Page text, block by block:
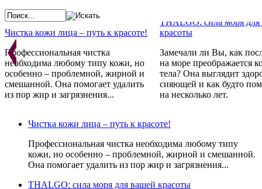
Чистка кожи лица – путь к красоте!
Профессиональная чистка
необходима любому типу кожи, но
особенно – проблемной, жирной и
смешанной. Она помогает удалить
из пор жир и загрязнения...
THALGO: сила моря
красоты
Замечали ли Вы, как
на море преображается
тела? Она выглядит
сияющей и как будто
на несколько лет.
Проблемная кожа - не приговор!
Стандарты красоты меняются год за
годом. Постоянно одно:
неотъемлемым атрибутом красоты
всегда являлась и является
идеальная кожа и чистое лицо.
Косметика GERNETIC -
Препараты не просто
косметические
устраняют причину их
возникновения,
естественные свойства
восстанавливаться.
Чистка кожи лица – путь к красоте!
Профессиональная чистка необходима любому типу
кожи, но особенно – проблемной, жирной и смешанной.
Она помогает удалить из пор жир и загрязнения...
THALGO: сила моря для вашей красоты